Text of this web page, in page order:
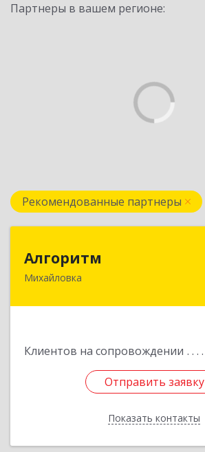
Партнеры в вашем регионе:
Рекомендованные партнеры
Алгоритм
Михайловка
Клиентов на сопровождении
Отправить заявку
Показать контакты
Отправить заявку
Назад